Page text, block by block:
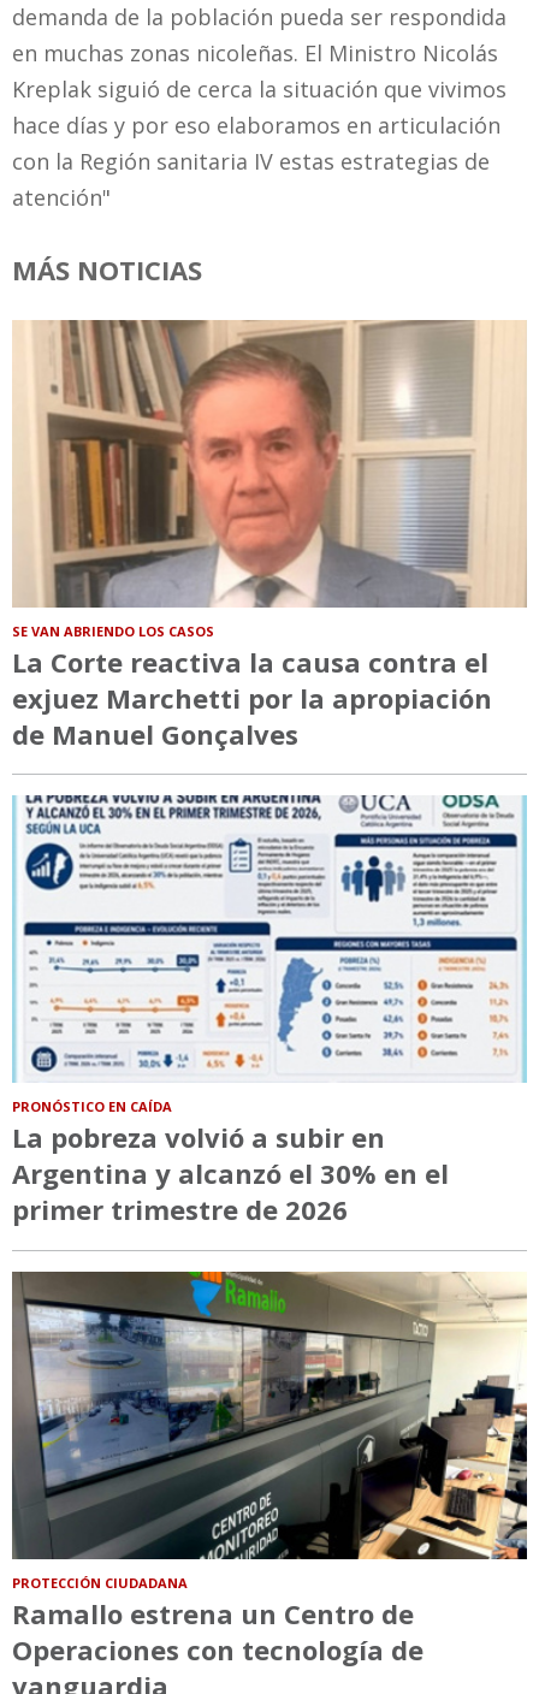
demanda de la población pueda ser respondida
en muchas zonas nicoleñas. El Ministro Nicolás
Kreplak siguió de cerca la situación que vivimos
hace días y por eso elaboramos en articulación
con la Región sanitaria IV estas estrategias de
atención"
MÁS NOTICIAS
SE VAN ABRIENDO LOS CASOS
La Corte reactiva la causa contra el
exjuez Marchetti por la apropiación
de Manuel Gonçalves
PRONÓSTICO EN CAÍDA
La pobreza volvió a subir en
Argentina y alcanzó el 30% en el
primer trimestre de 2026
PROTECCIÓN CIUDADANA
Ramallo estrena un Centro de
Operaciones con tecnología de
vanguardia